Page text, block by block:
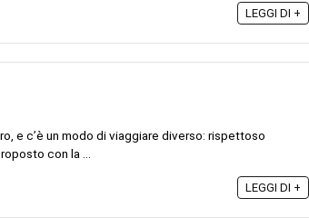
LEGGI DI +
e c’è un modo di viaggiare diverso: rispettoso
con la ...
LEGGI DI +